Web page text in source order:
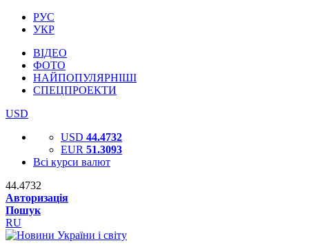
РУС
УКР
ВІДЕО
ФОТО
НАЙПОПУЛЯРНІШІ
СПЕЦПРОЕКТИ
USD
USD 44.4732
EUR 51.3093
Всі курси валют
44.4732
Авторизація
Пошук
RU